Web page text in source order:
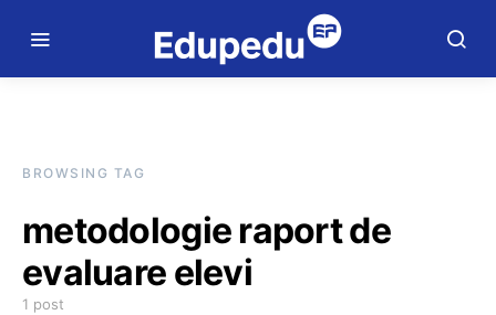
BROWSING TAG
metodologie raport de
evaluare elevi
1 post